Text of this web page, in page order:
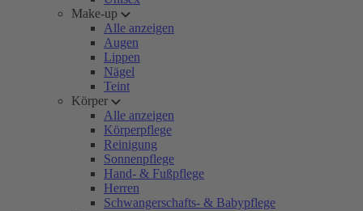
Make-up
Alle anzeigen
Augen
Lippen
Nägel
Teint
Körper
Alle anzeigen
Körperpflege
Reinigung
Sonnenpflege
Hand- & Fußpflege
Herren
Schwangerschafts- & Babypflege